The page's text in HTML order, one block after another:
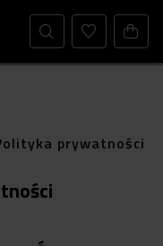
prywatności